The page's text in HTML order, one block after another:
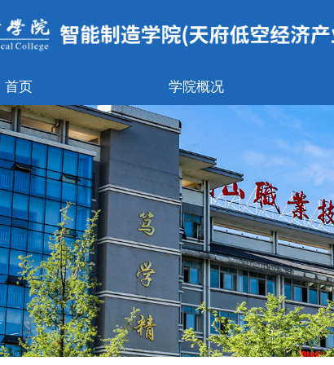
首页 学院概况